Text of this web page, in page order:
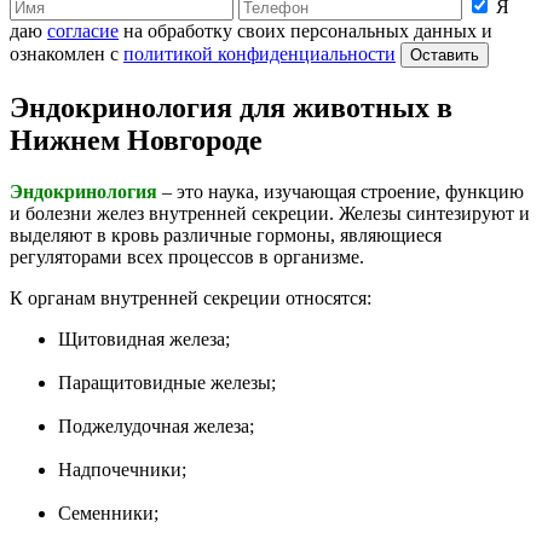
Я
даю согласие на обработку своих персональных данных и
ознакомлен с политикой конфиденциальности Оставить
Эндокринология для животных в
Нижнем Новгороде
Эндокринология – это наука, изучающая строение, функцию
и болезни желез внутренней секреции. Железы синтезируют и
выделяют в кровь различные гормоны, являющиеся
регуляторами всех процессов в организме.
К органам внутренней секреции относятся:
Щитовидная железа;
Паращитовидные железы;
Поджелудочная железа;
Надпочечники;
Семенники;